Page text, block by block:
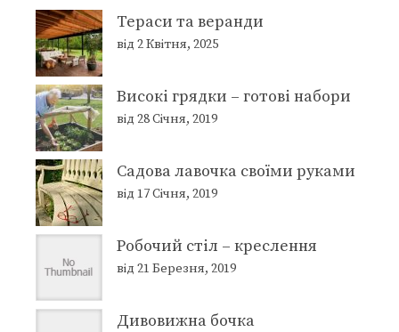
Тераси та веранди
від 2 Квітня, 2025
Високі грядки – готові набори
від 28 Січня, 2019
Садова лавочка своїми руками
від 17 Січня, 2019
Робочий стіл – креслення
від 21 Березня, 2019
Дивовижна бочка